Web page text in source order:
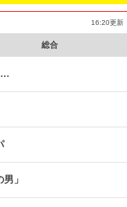
16:20更新
総合
」